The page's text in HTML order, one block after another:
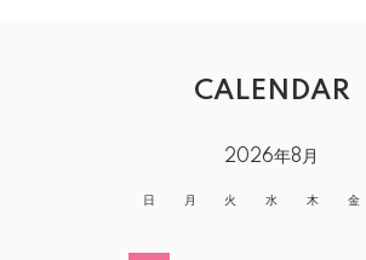
CALENDAR
2026年8月
日 月 火 水 木 金